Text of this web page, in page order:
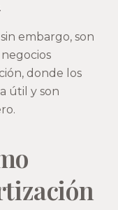
embargo, son
donde los
útil y son